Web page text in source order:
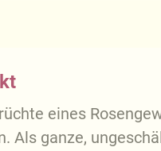
eines
Als ganze,